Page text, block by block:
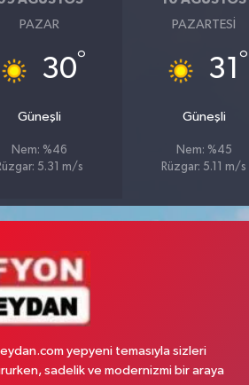
PAZAR
30°
Güneşli
Nem: %46
5.31 m/s
PAZARTESI
31 °
Güneşli
Nem: %45
Rüzgar: 5.11 m/s
yepyeni temasıyla sizleri
sadelik ve modernizmi bir araya